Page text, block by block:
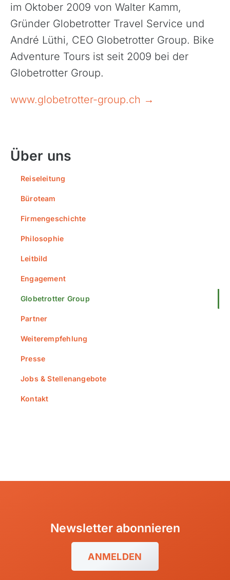
im Oktober 2009 von Walter Kamm,
Gründer Globetrotter Travel Service und
André Lüthi, CEO Globetrotter Group. Bike
Adventure Tours ist seit 2009 bei der
Globetrotter Group.
www.globetrotter-group.ch →
Über uns
Reiseleitung
Büroteam
Firmengeschichte
Philosophie
Leitbild
Engagement
Globetrotter Group
Partner
Weiterempfehlung
Presse
Jobs & Stellenangebote
Kontakt
Newsletter abonnieren
ANMELDEN
Griechenland
Island
Italien
Kroatien
Madeira, Portugal
Norwegen
Sardinien, Italien
Schottland
Schweiz & Fahrtechnikkurse
Slowenien
Skandinavien
Türkei
Madagaskar